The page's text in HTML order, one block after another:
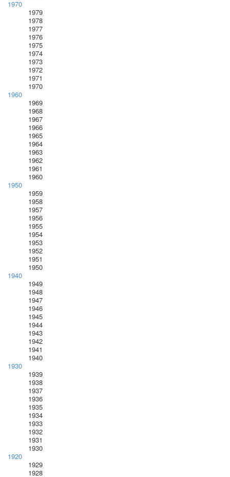
1970
1979
1978
1977
1976
1975
1974
1973
1972
1971
1970
1960
1969
1968
1967
1966
1965
1964
1963
1962
1961
1960
1950
1959
1958
1957
1956
1955
1954
1953
1952
1951
1950
1940
1949
1948
1947
1946
1945
1944
1943
1942
1941
1940
1930
1939
1938
1937
1936
1935
1934
1933
1932
1931
1930
1920
1929
1928